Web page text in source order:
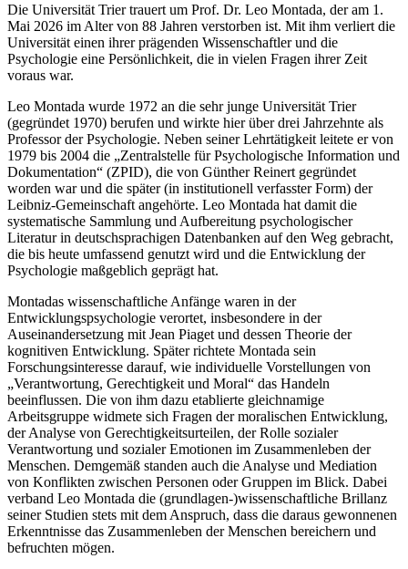
Die Universität Trier trauert um Prof. Dr. Leo Montada, der am 1.
Mai 2026 im Alter von 88 Jahren verstorben ist. Mit ihm verliert die
Universität einen ihrer prägenden Wissenschaftler und die
Psychologie eine Persönlichkeit, die in vielen Fragen ihrer Zeit
voraus war.
Leo Montada wurde 1972 an die sehr junge Universität Trier
(gegründet 1970) berufen und wirkte hier über drei Jahrzehnte als
Professor der Psychologie. Neben seiner Lehrtätigkeit leitete er von
1979 bis 2004 die „Zentralstelle für Psychologische Information und
Dokumentation“ (ZPID), die von Günther Reinert gegründet
worden war und die später (in institutionell verfasster Form) der
Leibniz-Gemeinschaft angehörte. Leo Montada hat damit die
systematische Sammlung und Aufbereitung psychologischer
Literatur in deutschsprachigen Datenbanken auf den Weg gebracht,
die bis heute umfassend genutzt wird und die Entwicklung der
Psychologie maßgeblich geprägt hat.
Montadas wissenschaftliche Anfänge waren in der
Entwicklungspsychologie verortet, insbesondere in der
Auseinandersetzung mit Jean Piaget und dessen Theorie der
kognitiven Entwicklung. Später richtete Montada sein
Forschungsinteresse darauf, wie individuelle Vorstellungen von
„Verantwortung, Gerechtigkeit und Moral“ das Handeln
beeinflussen. Die von ihm dazu etablierte gleichnamige
Arbeitsgruppe widmete sich Fragen der moralischen Entwicklung,
der Analyse von Gerechtigkeitsurteilen, der Rolle sozialer
Verantwortung und sozialer Emotionen im Zusammenleben der
Menschen. Demgemäß standen auch die Analyse und Mediation
von Konflikten zwischen Personen oder Gruppen im Blick. Dabei
verband Leo Montada die (grundlagen-)wissenschaftliche Brillanz
seiner Studien stets mit dem Anspruch, dass die daraus gewonnenen
Erkenntnisse das Zusammenleben der Menschen bereichern und
befruchten mögen.